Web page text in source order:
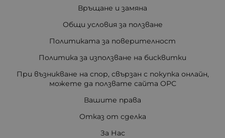
Връщане и замяна
Общи условия за ползване
Политиката за поверителност
Политика за използване на бисквитки
При възникване на спор, свързан с покупка онлайн,
можете да ползвате сайта ОРС
Вашите права
Отказ от сделка
За Нас